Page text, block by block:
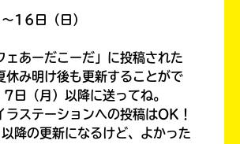
16日（日）
ェあーだこーだ」に投稿された
休み明け後も更新することがで
（月）以降に送ってね。
ラステーションへの投稿はOK！
降の更新になるけど、よかった